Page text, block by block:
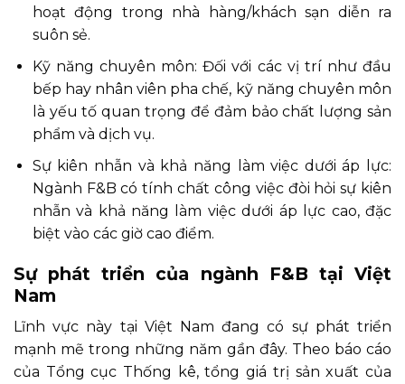
hoạt động trong nhà hàng/khách sạn diễn ra
suôn sẻ.
Kỹ năng chuyên môn: Đối với các vị trí như đầu
bếp hay nhân viên pha chế, kỹ năng chuyên môn
là yếu tố quan trọng để đảm bảo chất lượng sản
phẩm và dịch vụ.
Sự kiên nhẫn và khả năng làm việc dưới áp lực:
Ngành F&B có tính chất công việc đòi hỏi sự kiên
nhẫn và khả năng làm việc dưới áp lực cao, đặc
biệt vào các giờ cao điểm.
Sự phát triển của ngành F&B tại Việt
Nam
Lĩnh vực này tại Việt Nam đang có sự phát triển
mạnh mẽ trong những năm gần đây. Theo báo cáo
của Tổng cục Thống kê, tổng giá trị sản xuất của